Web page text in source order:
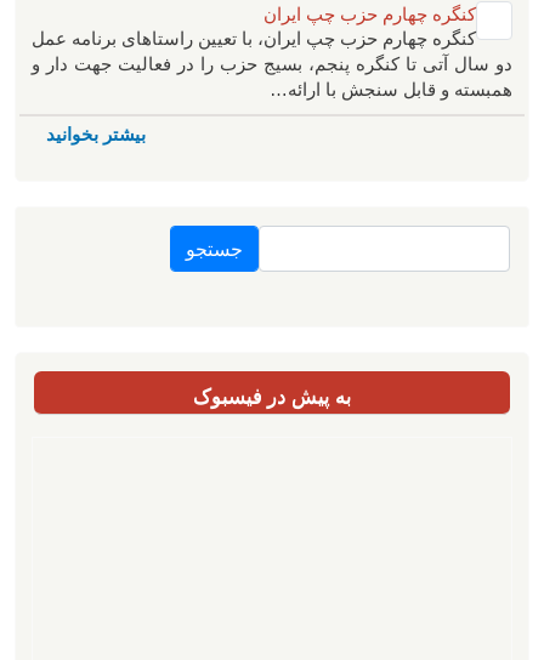
کنگره چهارم حزب چپ ایران
کنگره چهارم حزب چپ ایران، با تعیین راستاهای برنامه عمل
دو سال آتی تا کنگره پنجم، بسیج حزب را در فعالیت جهت دار و
همبسته و قابل سنجش با ارائه…
بیشتر بخوانید
جستجو
به پیش در فیسبوک